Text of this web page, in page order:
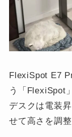
FlexiSpot E7
う「FlexiSpot
デスクは電装
せて高さを調整